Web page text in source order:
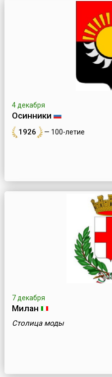
4 декабря
Осинники
1926 — 100-летие
7 декабря
Милан
Столица моды